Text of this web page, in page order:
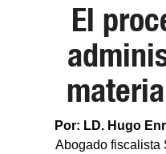
El
Por: LD. Hugo
Abogado fiscalista